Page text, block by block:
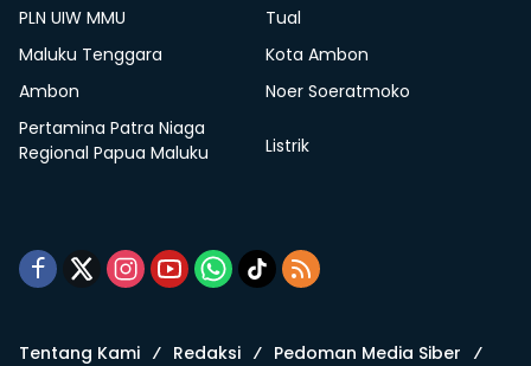
PLN UIW MMU
Tual
Maluku Tenggara
Kota Ambon
Ambon
Noer Soeratmoko
Pertamina Patra Niaga
Regional Papua Maluku
Listrik
Tentang Kami Redaksi
Pedoman Media Siber